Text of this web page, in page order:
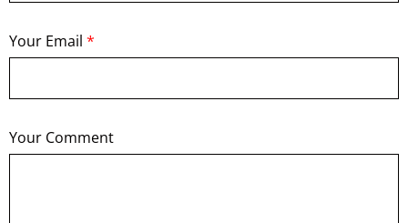
Your Email *
Your Comment